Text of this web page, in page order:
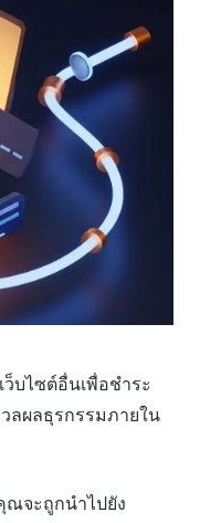
บไซต์อื่นเพื่อชำระ
ลผลธุรกรรมภายใน
ณจะถูกนำไปยัง